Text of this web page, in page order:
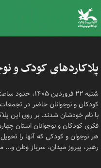
پلاکاردهای کودک و
کودکان و نوجوانان حاضر در
با نام خودشان شدند. بر روی این
فکری کودکان و نوجوانان استان
هر نوجوان و کودکی که آنها را تحویل
رهبر، پیروز میدان، سرباز وطن و...